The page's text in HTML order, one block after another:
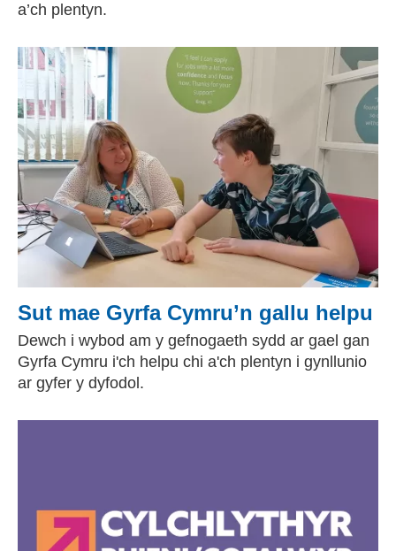
a’ch plentyn.
Sut mae Gyrfa Cymru’n gallu helpu
Dewch i wybod am y gefnogaeth sydd ar gael gan
Gyrfa Cymru i'ch helpu chi a'ch plentyn i gynllunio
ar gyfer y dyfodol.